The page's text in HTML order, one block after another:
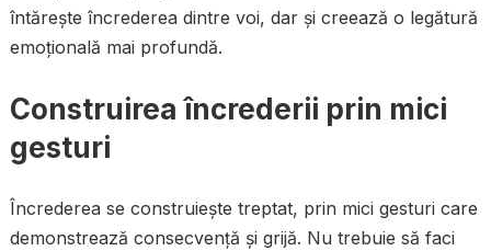
întărește încrederea dintre voi, dar și creează o legătură
emoțională mai profundă.
Construirea încrederii prin mici
gesturi
Încrederea se construiește treptat, prin mici gesturi care
demonstrează consecvență și grijă. Nu trebuie să faci